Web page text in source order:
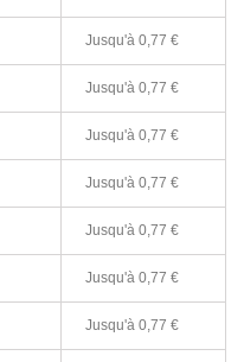
Jusqu'à 0,77 €
Jusqu'à 0,77 €
Jusqu'à 0,77 €
Jusqu'à 0,77 €
Jusqu'à 0,77 €
Jusqu'à 0,77 €
Jusqu'à 0,77 €